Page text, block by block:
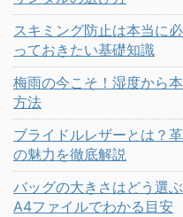
スキミング防止は本当に
っておきたい基礎知識
梅雨の今こそ！湿度から
方法
ブライドルレザーとは？
の魅力を徹底解説
バッグの大きさはどう選
A4ファイルでわかる目安